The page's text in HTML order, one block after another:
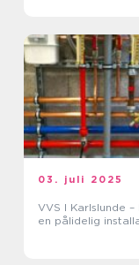
03. juli 2025
VVS I Karlslunde –
en pålidelig